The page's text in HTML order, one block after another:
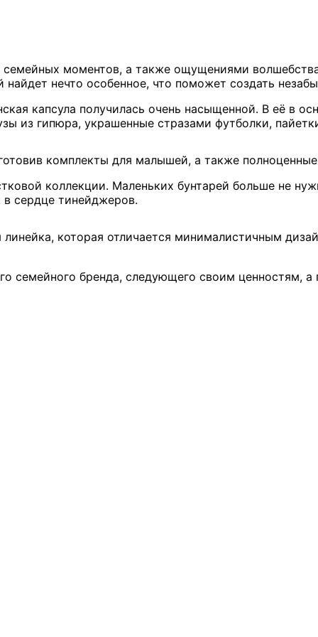
моментов, а также ощущениями
нечто особенное, что поможет создать
капсула получилась очень насыщенной. В её в
из гипюра, украшенные стразами футболки,
комплекты для малышей, а также
коллекции. Маленьких бунтарей больше не
сердце тинейджеров.
которая отличается минималистичным
семейного бренда, следующего своим ценностям, а